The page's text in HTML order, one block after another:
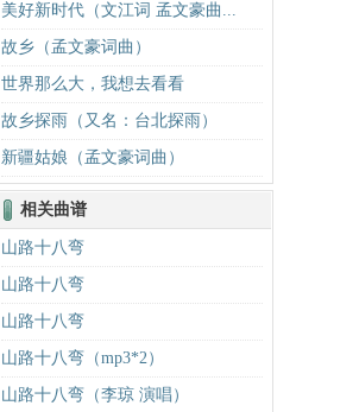
美好新时代（文江词 孟文豪曲...
故乡（孟文豪词曲）
世界那么大，我想去看看
故乡探雨（又名：台北探雨）
新疆姑娘（孟文豪词曲）
相关曲谱
山路十八弯
山路十八弯
山路十八弯
山路十八弯（mp3*2）
山路十八弯（李琼 演唱）